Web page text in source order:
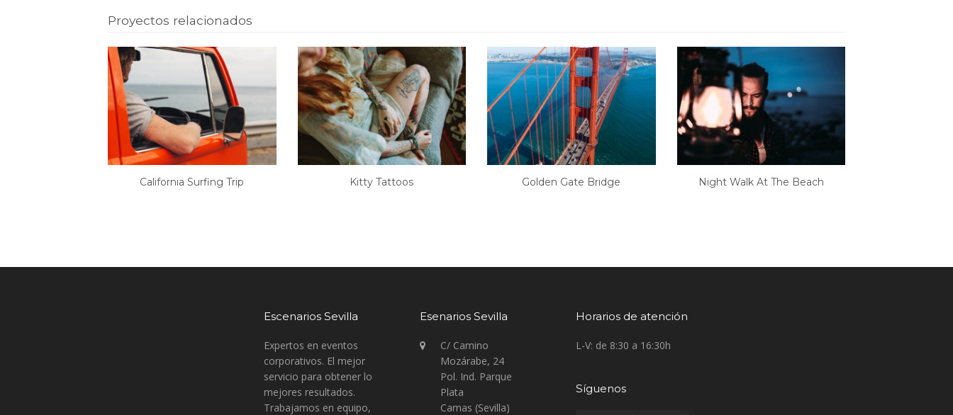
Proyectos relacionados
California Surfing Trip Kitty Tattoos Golden Gate Bridge Night Walk At The Beach
Escenarios Sevilla
Expertos en eventos
corporativos. El mejor
servicio para obtener lo
mejores resultados.
Trabajamos en equipo,
Esenarios Sevilla
C/ Camino
Mozárabe, 24
Pol. Ind. Parque
Plata
Camas (Sevilla)
Horarios de atención
L-V: de 8:30 a 16:30h
Síguenos